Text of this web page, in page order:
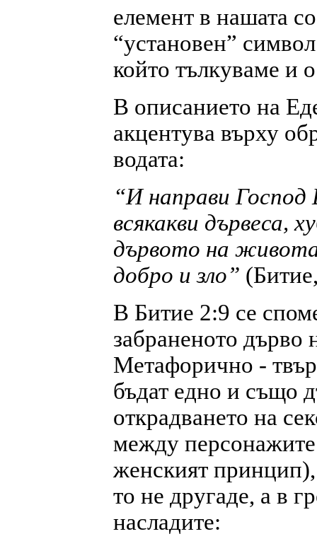
елемент в нашата
“установен”
който тълкуваме и
В описанието на
акцентува върху
водата:
“И направи
всякакви дървеса,
дървото на живота
добро и зло”
В Битие 2:9 се
забраненото дърво
Метафорично -
бъдат едно и също
открадването на
между
женският принцип),
то не другаде, а в
насладите: